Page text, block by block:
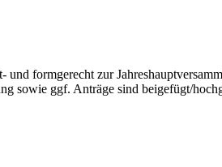
formgerecht zur
ggf. Anträge sind beigefügt/